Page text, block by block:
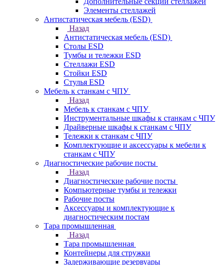
Элементы стеллажей
Антистатическая мебель (ESD)
Назад
Антистатическая мебель (ESD)
Столы ESD
Тумбы и тележки ESD
Стеллажи ESD
Стойки ESD
Стулья ESD
Мебель к станкам с ЧПУ
Назад
Мебель к станкам с ЧПУ
Инструментальные шкафы к станкам с ЧПУ
Драйверные шкафы к станкам с ЧПУ
Тележки к станкам с ЧПУ
Комплектующие и аксессуары к мебели к
станкам с ЧПУ
Диагностические рабочие посты
Назад
Диагностические рабочие посты
Компьютерные тумбы и тележки
Рабочие посты
Аксессуары и комплектующие к
диагностическим постам
Тара промышленная
Назад
Тара промышленная
Контейнеры для стружки
Задерживающие резервуары